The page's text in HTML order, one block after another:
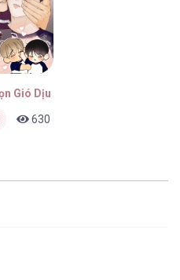
Nét Mực
trước
Gió Dịu Dàng
630